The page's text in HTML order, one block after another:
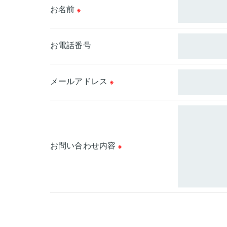
当社では、利用目的の達成に必要な範囲にお
これらの委託先に対しては個人情報保護契
当社では、個人情報の漏洩等がなされない
当社では、お客様の個人情報の開示･訂正･削
お名前 ※
お電話番号
メールアドレス ※
お問い合わせ内容 ※